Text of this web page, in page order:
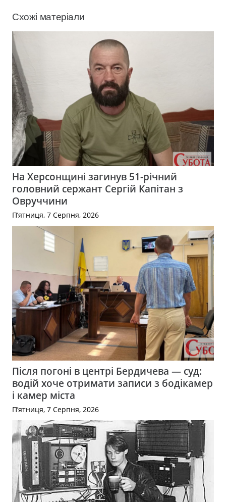
Схожі матеріали
На Херсонщині загинув 51-річний
головний сержант Сергій Капітан з
Овруччини
П’ятниця, 7 Серпня, 2026
Після погоні в центрі Бердичева — суд:
водій хоче отримати записи з бодікамер
і камер міста
П’ятниця, 7 Серпня, 2026